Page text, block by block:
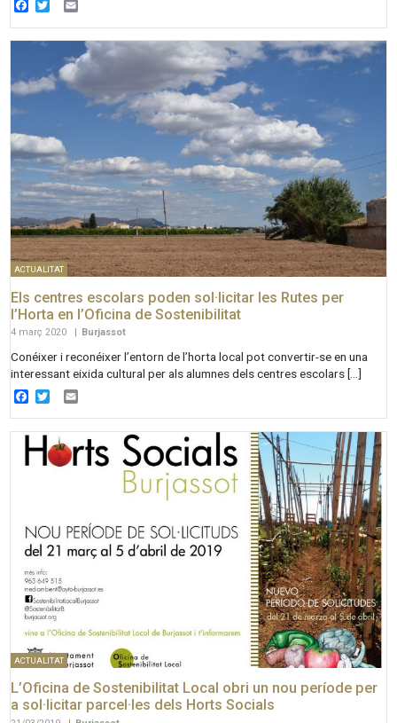
Facebook
Twitter
ACTUALITAT
Els centres escolars poden sol·licitar les Rutes per
l’Horta en l’Oficina de Sostenibilitat
4 març 2020 | Burjassot
Conéixer i reconéixer l’entorn de l’horta local pot convertir-se en una
interessant eixida cultural per als alumnes dels centres escolars […]
Facebook
Twitter
ACTUALITAT
L’Oficina de Sostenibilitat Local obri un nou període per
a sol·licitar parcel·les dels Horts Socials